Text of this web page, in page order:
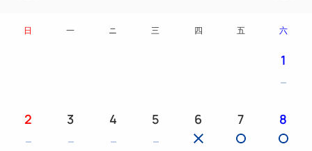
日 一 ニ 三 四 五 六
1
2 3 4 5 6 7 8